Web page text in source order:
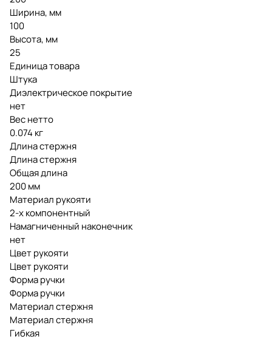
Ширина, мм
100
Высота, мм
25
Единица товара
Штука
Диэлектрическое покрытие
нет
Вес нетто
0.074 кг
Длина стержня
Длина стержня
Общая длина
200 мм
Материал рукояти
2-х компонентный
Намагниченный наконечник
нет
Цвет рукояти
Цвет рукояти
Форма ручки
Форма ручки
Материал стержня
Материал стержня
Гибкая